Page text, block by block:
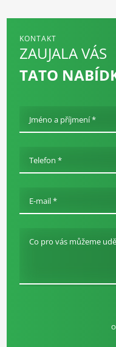
KONTAKT
ZAUJALA VÁS
TATO
Jméno a příjmení *
Telefon *
E-mail *
Co pro vás můžeme